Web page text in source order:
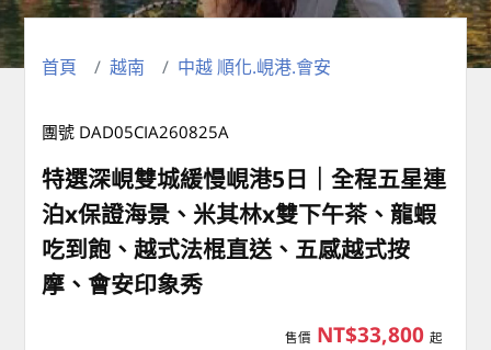
首頁 越南 中越 順化.峴港.會安
團號 DAD05CIA260825A
特選深峴雙城緩慢峴港5日｜全程五星連
泊x保證海景、米其林x雙下午茶、龍蝦
吃到飽、越式法棍直送、五感越式按
摩、會安印象秀
售價 NT$33,800 起